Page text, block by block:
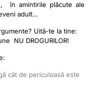
în amintirile plăcute ale
adult…
Uită-te la tine:
NU DROGURILOR!
cât de periculoasă este